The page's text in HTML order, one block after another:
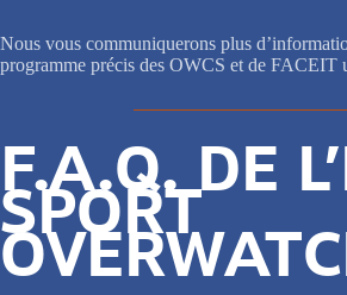
Nous vous communiquerons plus
programme précis des OWCS et de FACEIT
F.A.Q. DE
SPORT